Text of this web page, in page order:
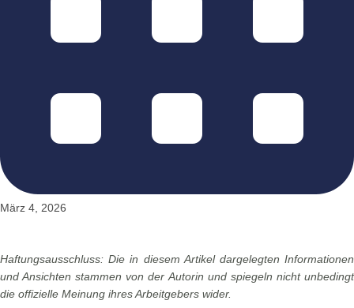
März 4, 2026
Haftungsausschluss: Die in diesem Artikel dargelegten Informationen
und Ansichten stammen von der Autorin und spiegeln nicht unbedingt
die offizielle Meinung ihres Arbeitgebers wider.